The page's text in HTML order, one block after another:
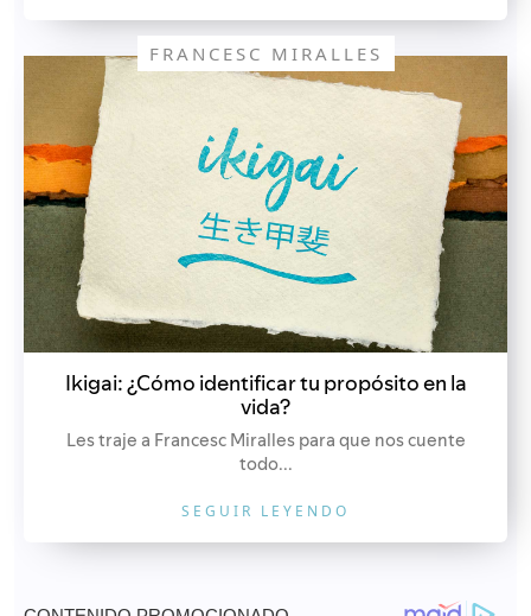
FRANCESC MIRALLES
Ikigai: ¿Cómo identificar tu propósito en la
vida?
Les traje a Francesc Miralles para que nos cuente
todo...
SEGUIR LEYENDO